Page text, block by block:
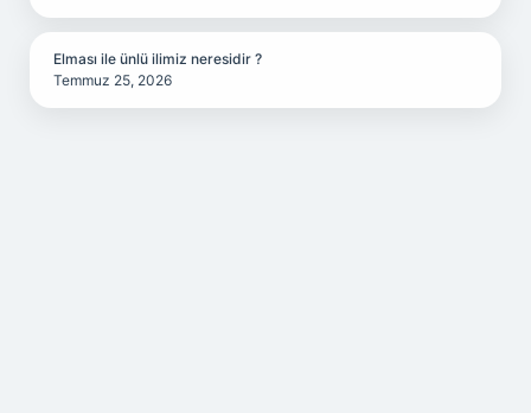
Elması ile ünlü ilimiz neresidir ?
Temmuz 25, 2026